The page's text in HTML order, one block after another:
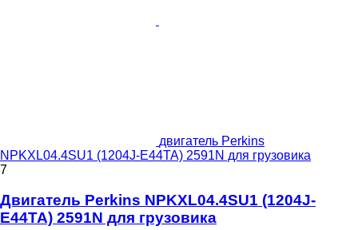
двигатель Perkins
NPKXL04.4SU1 (1204J-E44TA) 2591N для грузовика
7
Двигатель Perkins NPKXL04.4SU1 (1204J-
E44TA) 2591N для грузовика